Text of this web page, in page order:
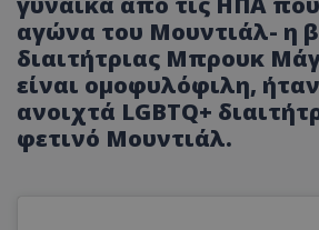
αγώνα του Μουντιάλ- η
διαιτήτριας Μπρουκ
είναι ομοφυλόφιλη,
ανοιχτά LGBTQ+
φετινό Μουντιάλ.